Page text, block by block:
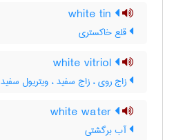
قلع خاکستری
زاج روی ، زاج سفید ، ویتریول سفید
آب برگشتی